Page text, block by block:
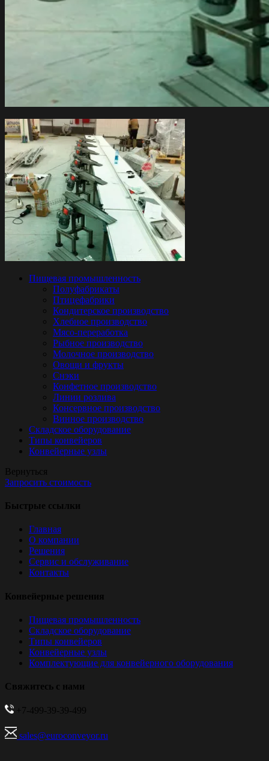
Пищевая промышленность
Полуфабрикаты
Птицефабрики
Кондитерское производство
Хлебное производство
Мясо-переработка
Рыбное производство
Молочное производство
Овощи и фрукты
Снэки
Конфетное производство
Линии розлива
Консервное производство
Винное производство
Складское оборудование
Типы конвейеров
Конвейерные узлы
Вернуться
Запросить стоимость
Быстрые ссылки
Главная
О компании
Решения
Сервис и обслуживание
Контакты
Конвейерные решения
Пищевая промышленность
Складское оборудование
Типы конвейеров
Конвейерные узлы
Комплектующие для конвейерного оборудования
Свяжитесь с нами
+7-499-39-39-499
sales@euroconveyor.ru